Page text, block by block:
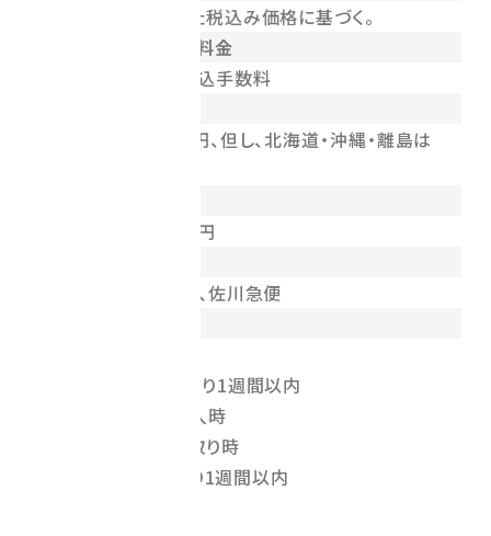
商品ごとに表示された税込み価格に基づく。
商品代金以外の必要料金
送料、代引手数料、振込手数料
送料は全国一律800円、但し、北海道・沖縄・離島は
代引手数料 一律500円
日本郵便、ヤマト運輸、佐川急便
銀行振込：ご請求日より1週間以内
クレジットカード：購入時
代金引換：商品受け取り時
PayPal：ご請求日より1週間以内